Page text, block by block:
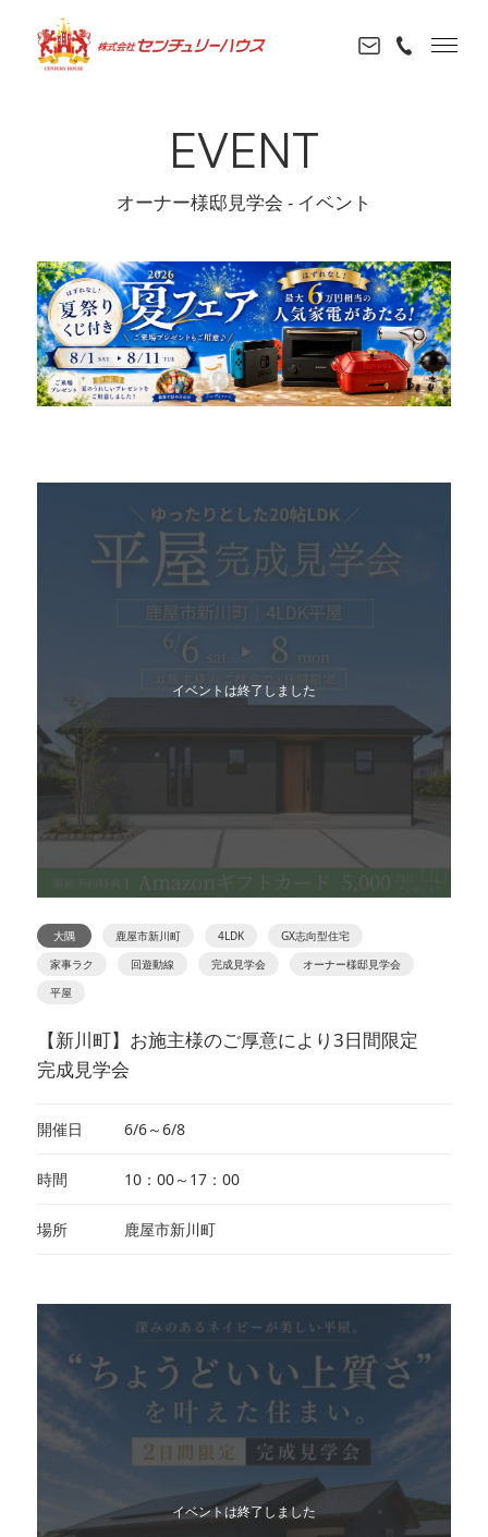
EVENT
オーナー様邸見学会 - イベント
イベントは終了しました
大隅 鹿屋市新川町 4LDK
GX志向型住宅
家事ラク
回遊動線 完成見学会
オーナー様邸見学会
平屋
【新川町】お施主様のご厚意により3日間限定
完成見学会
開催日 6/6～6/8
時間 10：00～17：00
場所 鹿屋市新川町
イベントは終了しました